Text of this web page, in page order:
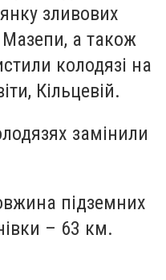
зливових
а також
колодязі на
Кільцевій.
замінили
підземних
– 63 км.